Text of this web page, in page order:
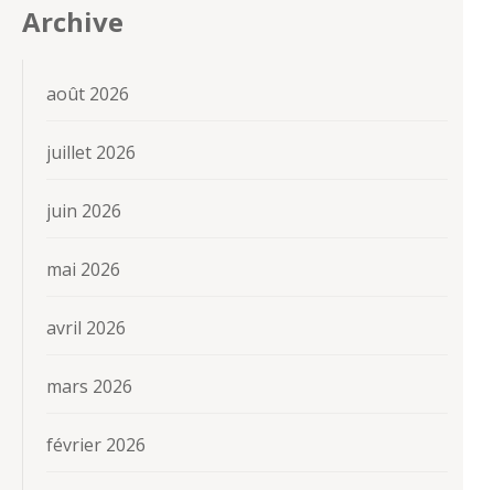
Archive
août 2026
juillet 2026
juin 2026
mai 2026
avril 2026
mars 2026
février 2026